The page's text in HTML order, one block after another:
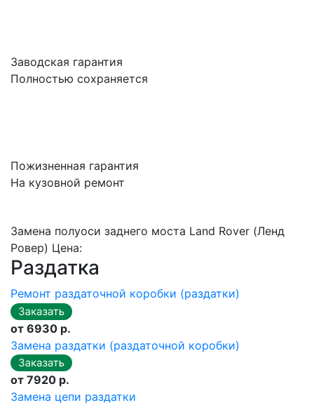
Заводская гарантия
Полностью сохраняется
Пожизненная гарантия
На кузовной ремонт
Замена полуоси заднего моста Land Rover (Ленд
Ровер) Цена:
Раздатка
Ремонт раздаточной коробки (раздатки)
от 6930 р.
Замена раздатки (раздаточной коробки)
от 7920 р.
Замена цепи раздатки